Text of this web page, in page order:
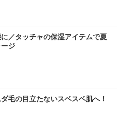
／タッチャの保湿アイテムで夏
ジ